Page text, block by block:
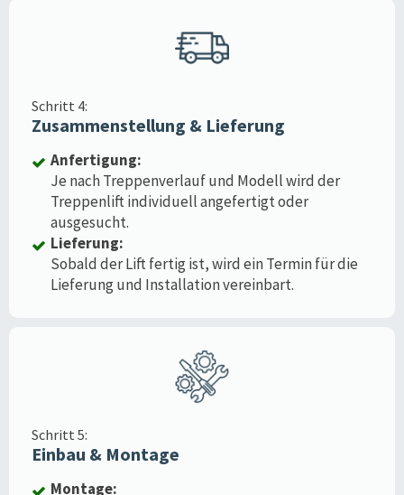
Schritt 4:
Zusammenstellung & Lieferung
Anfertigung:
Je nach Treppenverlauf und Modell wird der
Treppenlift individuell angefertigt oder
ausgesucht.
Lieferung:
Sobald der Lift fertig ist, wird ein Termin für die
Lieferung und Installation vereinbart.
Schritt 5:
Einbau & Montage
Montage: